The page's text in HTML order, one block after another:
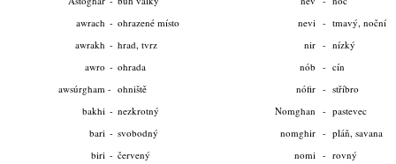
© 2026 eStránky.cz |
awrach - ohrazené místo nevi - tmavý, noční
awrakh - hrad, tvrz nir - nízký
awro - ohrada nób - cín
awsúrgham - ohniště nófir - stříbro
bakhi - nezkrotný Nomghan - pastevec
bari - svobodný nomghir - pláň, savana
biri - červený nomi - rovný